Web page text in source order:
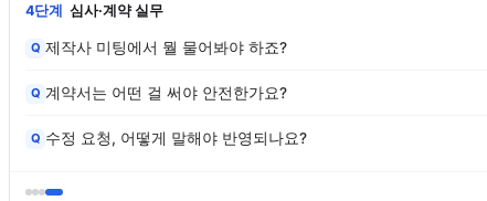
4단계 심사·계약 실무
Q 제작사 미팅에서 뭘 물어봐야 하죠?
Q 계약서는 어떤 걸 써야 안전한가요?
Q 수정 요청, 어떻게 말해야 반영되나요?